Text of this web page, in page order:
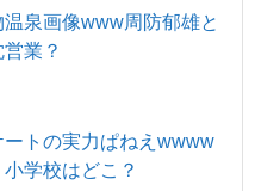
泉画像www周防郁雄と
業？
トの実力ぱねえwwww
学校はどこ？